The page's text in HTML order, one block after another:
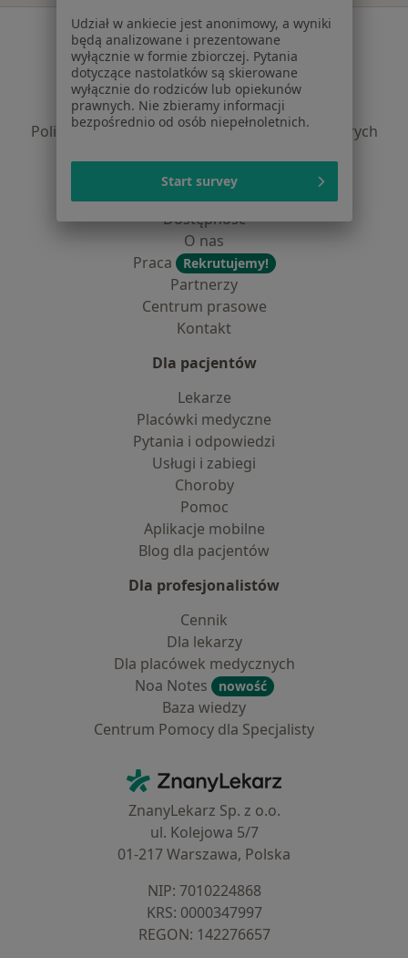
Serwis
Regulamin
Polityka prywatności pacjentów
Polityka prywatności profesjonalistów
Polityka prywatności dla profesjonalistów, których
Polityka cookies
Jak działają wyniki wyszukiwania
Dostępność
O nas
Praca
Rekrutujemy!
Partnerzy
Centrum prasowe
Kontakt
Dla pacjentów
Lekarze
Placówki medyczne
Pytania i odpowiedzi
Usługi i zabiegi
Choroby
Pomoc
Aplikacje mobilne
Blog dla pacjentów
Dla profesjonalistów
Cennik
Dla lekarzy
Dla placówek medycznych
Noa Notes
nowość
Baza wiedzy
Centrum Pomocy dla Specjalisty
ZnanyLekarz - Strona główna
ZnanyLekarz Sp. z o.o.
ul. Kolejowa 5/7
01-217 Warszawa, Polska
NIP: ⁠7010224868
KRS: ⁠0000347997
REGON: ⁠142276657
Udział w ankiecie jest anonimowy, a wyniki
będą analizowane i prezentowane
wyłącznie w formie zbiorczej. Pytania
dotyczące nastolatków są skierowane
wyłącznie do rodziców lub opiekunów
prawnych. Nie zbieramy informacji
bezpośrednio od osób niepełnoletnich.
Start survey